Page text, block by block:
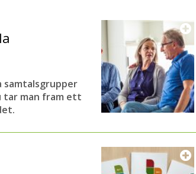
samtalsgrupper
tar man fram ett